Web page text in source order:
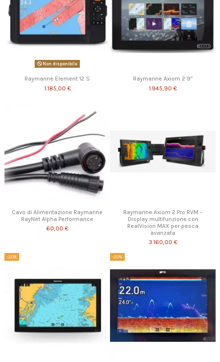
Non disponibile
Raymarine Element 12 S
1.185,00 €
Raymarine Axiom 2 9”
1.945,90 €
Cavo di Alimentazione Raymarine
RayNet Alpha Performance
60,00 €
Raymarine Axiom 2 Pro RVM –
Display multifunzione con
RealVision MAX per pesca
avanzata
3.160,00 €
-20% -20%